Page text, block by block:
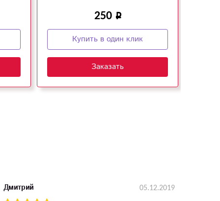
250
Купить в один клик
Заказать
Дмитрий 05.12.2019